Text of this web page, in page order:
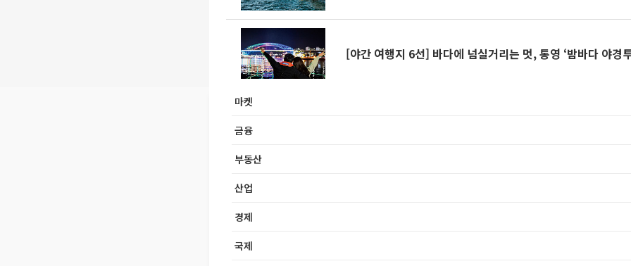
[야간 여행지 6선] 바다에 넘실거리는 멋, 통영 ‘밤바다 야경
마켓
금융
부동산
산업
경제
국제